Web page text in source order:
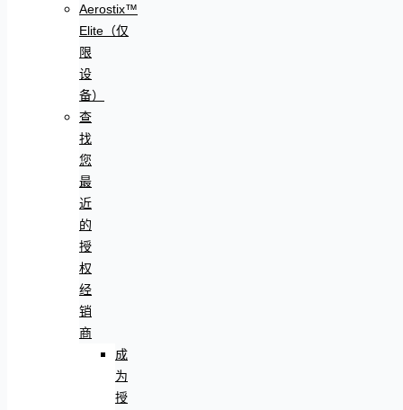
Aerostix™
Elite（仅
限
设
备）
查
找
您
最
近
的
授
权
经
销
商
成
为
授